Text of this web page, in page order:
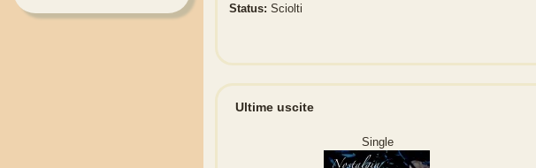
Status:Sciolti
Ultime uscite
Single